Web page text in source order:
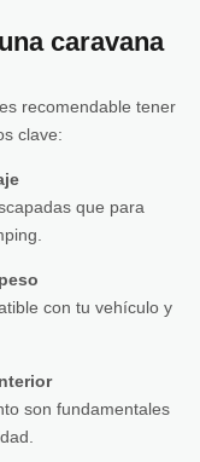
caravana
, es recomendable tener
clave:
que para
con tu vehículo y
son fundamentales